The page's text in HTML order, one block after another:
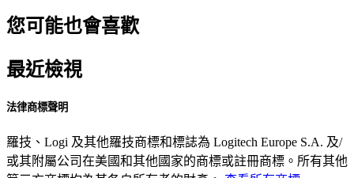
您可能也會喜歡
最近檢視
法律商標聲明
羅技、Logi 及其他羅技商標和標誌為 Logitech Europe S.A. 及/
或其附屬公司在美國和其他國家的商標或註冊商標。所有其他